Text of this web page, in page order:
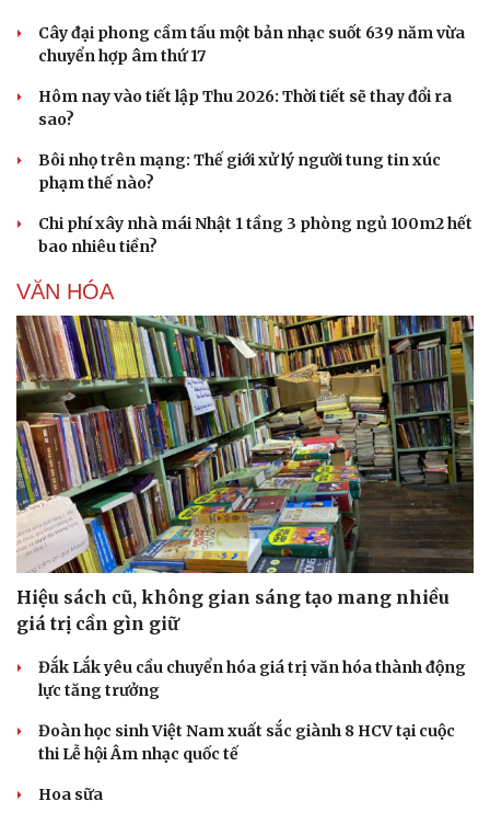
Doanh nghiệp
Doanh nghiệp 24h
Doanh nhân
Công nghệ
Tin Công nghệ
Cây đại phong cầm tấu một bản nhạc suốt 639 năm vừa
chuyển hợp âm thứ 17
Hôm nay vào tiết lập Thu 2026: Thời tiết sẽ thay đổi ra
sao?
Bôi nhọ trên mạng: Thế giới xử lý người tung tin xúc
phạm thế nào?
Chi phí xây nhà mái Nhật 1 tầng 3 phòng ngủ 100m2 hết
bao nhiêu tiền?
VĂN HÓA
Hiệu sách cũ, không gian sáng tạo mang nhiều
giá trị cần gìn giữ
Đắk Lắk yêu cầu chuyển hóa giá trị văn hóa thành động
lực tăng trưởng
Đoàn học sinh Việt Nam xuất sắc giành 8 HCV tại cuộc
thi Lễ hội Âm nhạc quốc tế
Hoa sữa